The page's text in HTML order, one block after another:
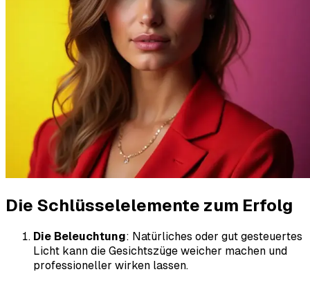
Die Schlüsselelemente zum Erfolg
Die Beleuchtung: Natürliches oder gut gesteuertes
Licht kann die Gesichtszüge weicher machen und
professioneller wirken lassen.